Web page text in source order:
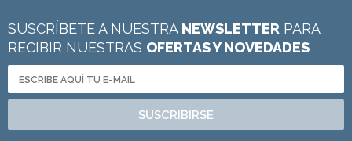
SUSCRÍBETE A NUESTRA NEWSLETTER PARA
RECIBIR NUESTRAS OFERTAS Y NOVEDADES
SUSCRIBIRSE